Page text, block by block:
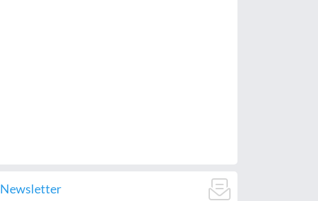
Newsletter